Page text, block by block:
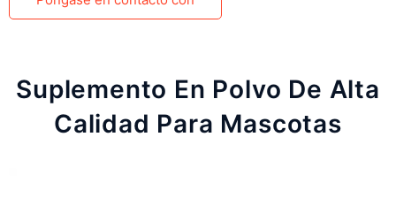
Suplemento En Polvo De Alta
Calidad Para Mascotas